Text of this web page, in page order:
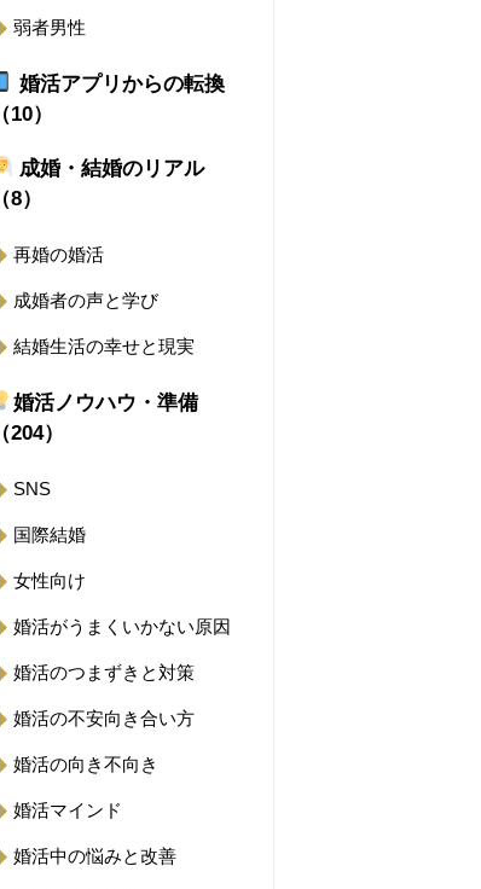
弱者男性
婚活アプリからの転換
（10）
成婚・結婚のリアル
（8）
再婚の婚活
成婚者の声と学び
結婚生活の幸せと現実
婚活ノウハウ・準備
（204）
SNS
国際結婚
女性向け
婚活がうまくいかない原因
婚活のつまずきと対策
婚活の不安向き合い方
婚活の向き不向き
婚活マインド
婚活中の悩みと改善